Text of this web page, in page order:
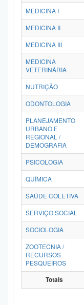
MEDICINA I
MEDICINA II
MEDICINA III
MEDICINA
VETERINÁRIA
NUTRIÇÃO
ODONTOLOGIA
PLANEJAMENTO
URBANO E
REGIONAL /
DEMOGRAFIA
PSICOLOGIA
QUÍMICA
SAÚDE COLETIVA
SERVIÇO SOCIAL
SOCIOLOGIA
ZOOTECNIA /
RECURSOS
PESQUEIROS
Totais